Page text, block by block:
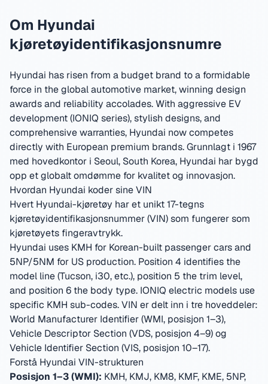
Om Hyundai
kjøretøyidentifikasjonsnumre
Hyundai has risen from a budget brand to a formidable
force in the global automotive market, winning design
awards and reliability accolades. With aggressive EV
development (IONIQ series), stylish designs, and
comprehensive warranties, Hyundai now competes
directly with European premium brands.Grunnlagt i 1967
med hovedkontor i Seoul, South Korea, Hyundai har bygd
opp et globalt omdømme for kvalitet og innovasjon.
Hvordan Hyundai koder sine VIN
Hvert Hyundai-kjøretøy har et unikt 17-tegns
kjøretøyidentifikasjonsnummer (VIN) som fungerer som
kjøretøyets fingeravtrykk.
Hyundai uses KMH for Korean-built passenger cars and
5NP/5NM for US production. Position 4 identifies the
model line (Tucson, i30, etc.), position 5 the trim level,
and position 6 the body type. IONIQ electric models use
specific KMH sub-codes.VIN er delt inn i tre hoveddeler:
World Manufacturer Identifier (WMI, posisjon 1–3),
Vehicle Descriptor Section (VDS, posisjon 4–9) og
Vehicle Identifier Section (VIS, posisjon 10–17).
Forstå Hyundai VIN-strukturen
Posisjon 1–3 (WMI): KMH, KMJ, KM8, KMF, KME, 5NP,